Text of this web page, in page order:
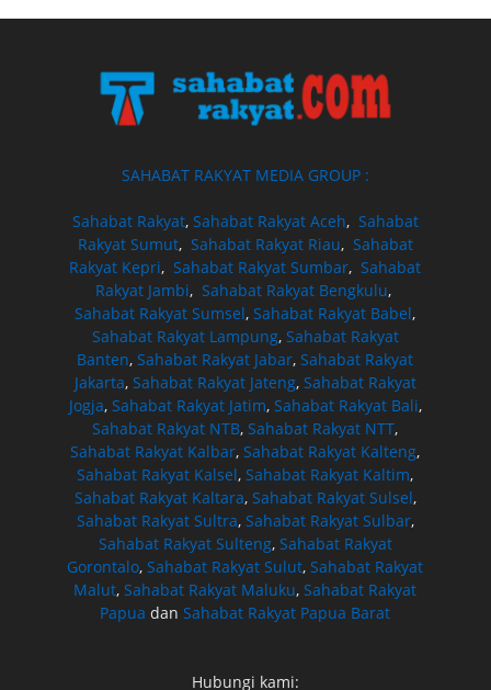
SAHABAT RAKYAT MEDIA GROUP :
Sahabat Rakyat, Sahabat Rakyat Aceh, Sahabat
Rakyat Sumut, Sahabat Rakyat Riau, Sahabat
Rakyat Kepri, Sahabat Rakyat Sumbar, Sahabat
Rakyat Jambi, Sahabat Rakyat Bengkulu,
Sahabat Rakyat Sumsel, Sahabat Rakyat Babel,
Sahabat Rakyat Lampung, Sahabat Rakyat
Banten, Sahabat Rakyat Jabar, Sahabat Rakyat
Jakarta, Sahabat Rakyat Jateng, Sahabat Rakyat
Jogja, Sahabat Rakyat Jatim, Sahabat Rakyat Bali,
Sahabat Rakyat NTB, Sahabat Rakyat NTT,
Sahabat Rakyat Kalbar, Sahabat Rakyat Kalteng,
Sahabat Rakyat Kalsel, Sahabat Rakyat Kaltim,
Sahabat Rakyat Kaltara, Sahabat Rakyat Sulsel,
Sahabat Rakyat Sultra, Sahabat Rakyat Sulbar,
Sahabat Rakyat Sulteng, Sahabat Rakyat
Gorontalo, Sahabat Rakyat Sulut, Sahabat Rakyat
Malut, Sahabat Rakyat Maluku, Sahabat Rakyat
Papua dan Sahabat Rakyat Papua Barat
Hubungi kami: